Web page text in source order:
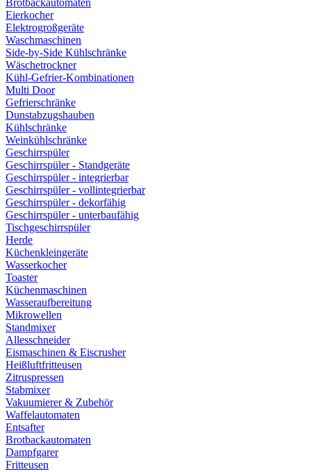
Brotbackautomaten
Eierkocher
Elektrogroßgeräte
Waschmaschinen
Side-by-Side Kühlschränke
Wäschetrockner
Kühl-Gefrier-Kombinationen
Multi Door
Gefrierschränke
Dunstabzugshauben
Kühlschränke
Weinkühlschränke
Geschirrspüler
Geschirrspüler - Standgeräte
Geschirrspüler - integrierbar
Geschirrspüler - vollintegrierbar
Geschirrspüler - dekorfähig
Geschirrspüler - unterbaufähig
Tischgeschirrspüler
Herde
Küchenkleingeräte
Wasserkocher
Toaster
Küchenmaschinen
Wasseraufbereitung
Mikrowellen
Standmixer
Allesschneider
Eismaschinen & Eiscrusher
Heißluftfritteusen
Zitruspressen
Stabmixer
Vakuumierer & Zubehör
Waffelautomaten
Entsafter
Brotbackautomaten
Dampfgarer
Fritteusen